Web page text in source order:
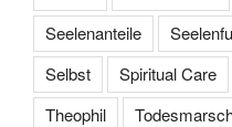
Seelenanteile
Selbst
Spiritual Care
Theophil